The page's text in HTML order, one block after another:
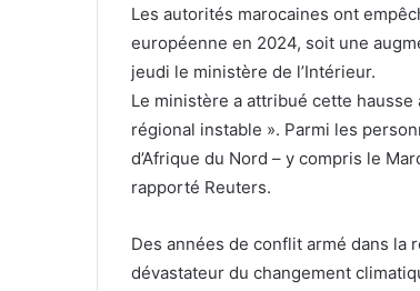
Les autorités marocaines ont
européenne en 2024, soit une
jeudi le ministère de l’Intérieur.
Le ministère a attribué cette
régional instable ». Parmi les
d’Afrique du Nord – y compris le
rapporté Reuters.
Des années de conflit armé dans la
dévastateur du changement